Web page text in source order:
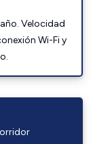
Velocidad
Wi-Fi y